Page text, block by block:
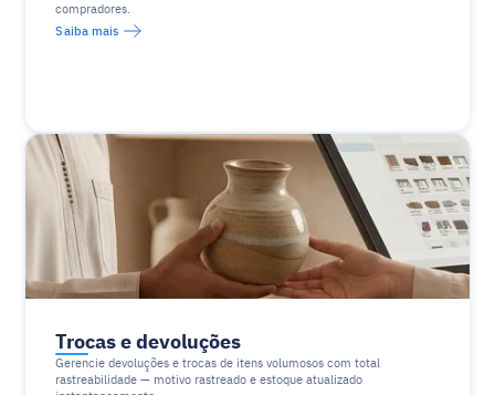
compradores.
Saiba mais
Trocas e devoluções
Gerencie devoluções e trocas de itens volumosos com total
rastreabilidade — motivo rastreado e estoque atualizado